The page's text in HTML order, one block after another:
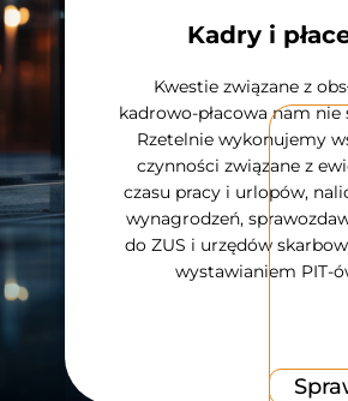
Kadry i
Kwestie związane z
kadrowo-płacowa nam nie
Rzetelnie wykonujemy
czynności związane z
czasu pracy i urlopów,
wynagrodzeń,
do ZUS i urzędów
wystawianiem PIT-